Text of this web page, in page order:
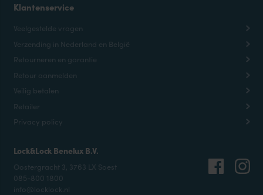
Klantenservice
Veelgestelde vragen
Verzending in Nederland en België
Retourneren en garantie
Retour aanmelden
Veilig betalen
Retailer
Privacy policy
Lock&Lock Benelux B.V.
Oostergracht 3, 3763 LX Soest
085-800 1800
info@locklock.nl